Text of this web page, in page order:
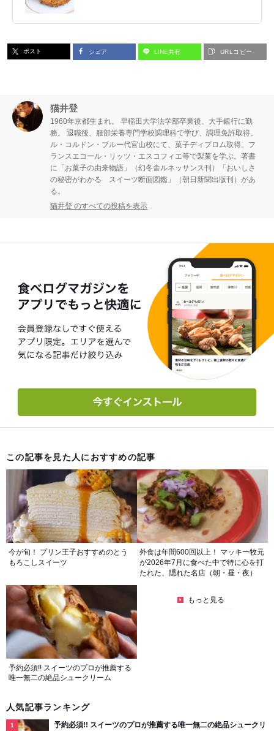
ポスト シェア LINE共有 URLコピー
猫井登
1960年京都生まれ。 早稲田大学法学部卒業後、大手銀行に勤
務。 退職後、服部栄養専門学校調理科で学び、調理免許取得。
ル・コルドン・ブルー代官山校にて、菓子ディプロム取得。フ
ランスエコール・リッツ・エスコフィエ等で製菓を学ぶ。著書
に「お菓子の由来物語」（幻冬舎ルネッサンス刊）「おいしさ
の秘密がわかる スイーツ断面図鑑」（朝日新聞出版刊）があ
る。
猫井登 のすべての投稿を表示
この記事を見た人におすすめの記事
今が旬！ プリン王子おすすめのとう
もろこしスイーツ
外食は年間600回以上！ マッキー牧元
が2026年7月に食べた中で特に心を打
たれた、隠れた名店（朝・昼・夜）
予約必須!! スイーツのプロが推薦する
唯一無二の絶品シュークリーム
もっと見る
人気記事ランキング
予約必須!! スイーツのプロが推薦する唯一無二の絶品シュークリ